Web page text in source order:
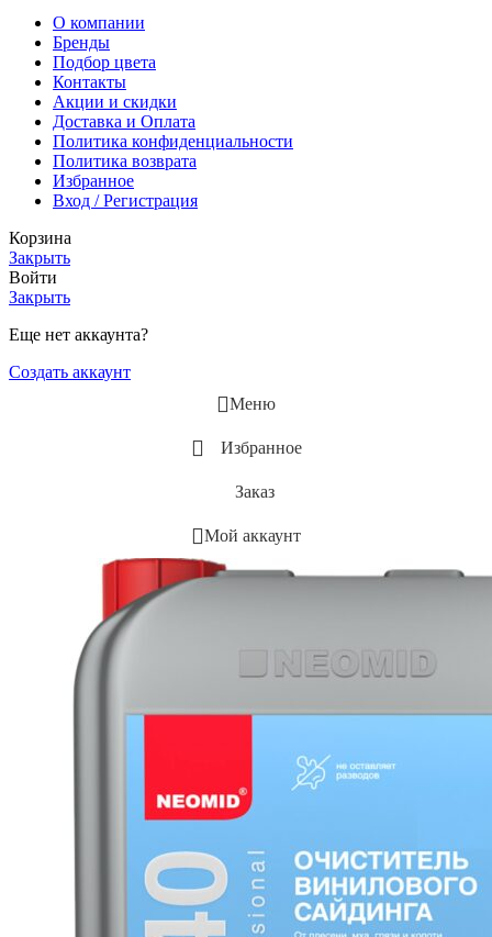
О компании
Бренды
Подбор цвета
Контакты
Акции и скидки
Доставка и Оплата
Политика конфиденциальности
Политика возврата
Избранное
Вход / Регистрация
Корзина
Закрыть
Войти
Закрыть
Еще нет аккаунта?
Создать аккаунт
Меню
Избранное
Заказ
Мой аккаунт